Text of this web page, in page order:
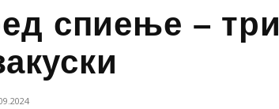
спиење – три